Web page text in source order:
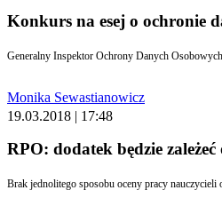
Konkurs na esej o ochronie
Monika Sewastianowicz
19.03.2018 | 17:48
RPO: dodatek będzie
Brak jednolitego sposobu oceny pracy